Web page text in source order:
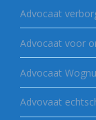
Advocaat
Advocaat voor
Advocaat
Advovaat